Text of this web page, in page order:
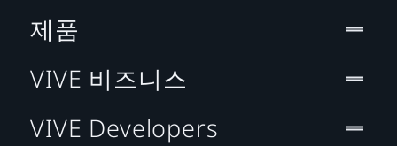
제품
VIVE 비즈니스
VIVE Developers